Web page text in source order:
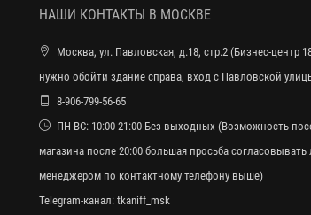
НАШИ КОНТАКТЫ В МОСКВЕ
Москва, ул. Павловская, д.18, стр.2 (Бизнес-центр
нужно обойти здание справа, вход с Павловской
8-906-799-56-65
ПН-ВС: 10:00-21:00 Без выходных (Возможность
магазина после 20:00 большая просьба согласовывать
менеджером по контактному телефону выше)
Telegram-канал: tkaniff_msk